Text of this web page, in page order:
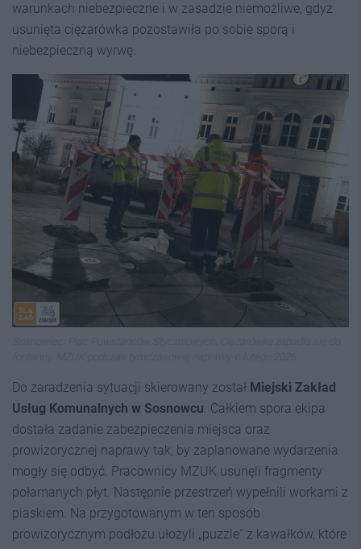
warunkach niebezpieczne i w zasadzie niemożliwe, gdyż
usunięta ciężarówka pozostawiła po sobie sporą i
niebezpieczną wyrwę.
Do zaradzenia sytuacji skierowany został Miejski Zakład
Usług Komunalnych w Sosnowcu . Całkiem spora ekipa
dostała zadanie zabezpieczenia miejsca oraz
prowizorycznej naprawy tak, by zaplanowane wydarzenia
mogły się odbyć. Pracownicy MZUK usunęli fragmenty
połamanych płyt. Następnie przestrzeń wypełnili workami z
piaskiem. Na przygotowanym w ten sposób
prowizorycznym podłożu ułożyli „puzzle” z kawałków, które